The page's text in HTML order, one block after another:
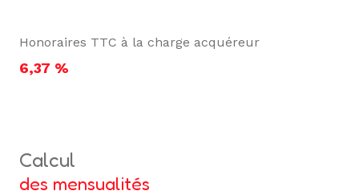
Honoraires TTC à la charge acquéreur
6,37 %
calcul
des mensualités